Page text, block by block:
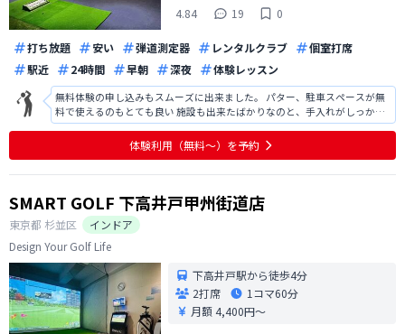
4.84
19 0
打ち放題 安い 弾道測定器 レンタルクラブ
個室打席
駅近
24時間 早朝 深夜 体験レッスン
無料体験の申し込みもスムーズに出来ました。 パター、駐車スペースが無
料で使えるのもとても良い 施設も出来たばかりなのと、手入れがしっかり
されていてとても綺麗だった
体験利用（無料〜）を予約
SMART GOLF 下高井戸甲州街道店
東京都 杉並区
インドア
Design Your Golf Life
下高井戸駅から徒歩4分
2打席
1コマ60分
月額 4,400円〜